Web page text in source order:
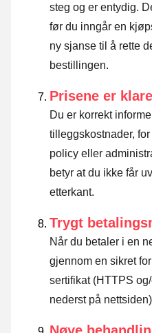
steg og er entydig.
før du inngår en
ny sjanse til å rette
bestillingen.
Prisene er klare
Du er korrekt
tilleggskostnader,
policy eller
betyr at du ikke får
etterkant.
Trygt
Når du betaler i en
gjennom en sikret
sertifikat (HTTPS
nederst på
Nøye